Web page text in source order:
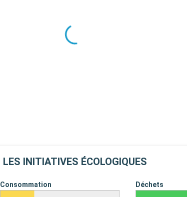
LES INITIATIVES ÉCOLOGIQUES
Consommation Déchets